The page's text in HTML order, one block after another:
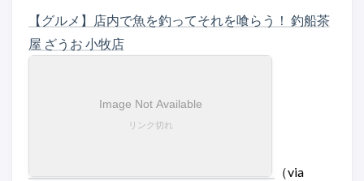
【グルメ】店内で魚を釣ってそれを喰らう！ 釣船茶
屋 ざうお 小牧店
（via